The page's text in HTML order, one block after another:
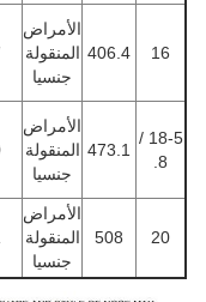
المنقولة
17
431.8
المنقولة
جنسيا
20
508
المنقولة
21
533.4